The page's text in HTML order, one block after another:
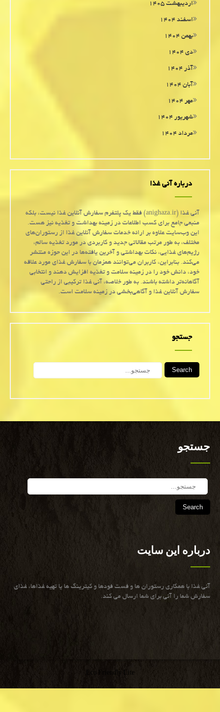
اردیبهشت ۱۴۰۵
اسفند ۱۴۰۴
بهمن ۱۴۰۴
دی ۱۴۰۴
آذر ۱۴۰۴
آبان ۱۴۰۴
مهر ۱۴۰۴
شهریور ۱۴۰۴
مرداد ۱۴۰۴
درباره آنی غذا
آنی غذا (anighaza.ir) فقط یک پلتفرم سفارش آنلاین غذا نیست، بلکه
منبعی جامع برای کسب اطلاعات در زمینه بهداشت و تغذیه نیز هست.
این وب‌سایت علاوه بر ارائه خدمات سفارش آنلاین غذا از رستوران‌های
مختلف، به طور مرتب مقالاتی جدید و کاربردی در مورد تغذیه سالم،
رژیم‌های غذایی، نکات بهداشتی و آخرین یافته‌ها در این حوزه منتشر
می‌کند. بنابراین، کاربران می‌توانند همزمان با سفارش غذای مورد علاقه
خود، دانش خود را در زمینه سلامت و تغذیه افزایش دهند و انتخابی
آگاهانه‌تر داشته باشند. به طور خلاصه، آنی غذا ترکیبی از راحتی
سفارش آنلاین غذا و آگاهی‌بخشی در زمینه سلامت است.
جستجو
Search
جستجو
درباره این سایت
آنی غذا با همكاری رستوران ها و فست فودها و كیترینگ ها یا تهیه غذاها، غذای
سفارش شما را آنی برای شما ارسال می كند.
Eco Friendly Lite